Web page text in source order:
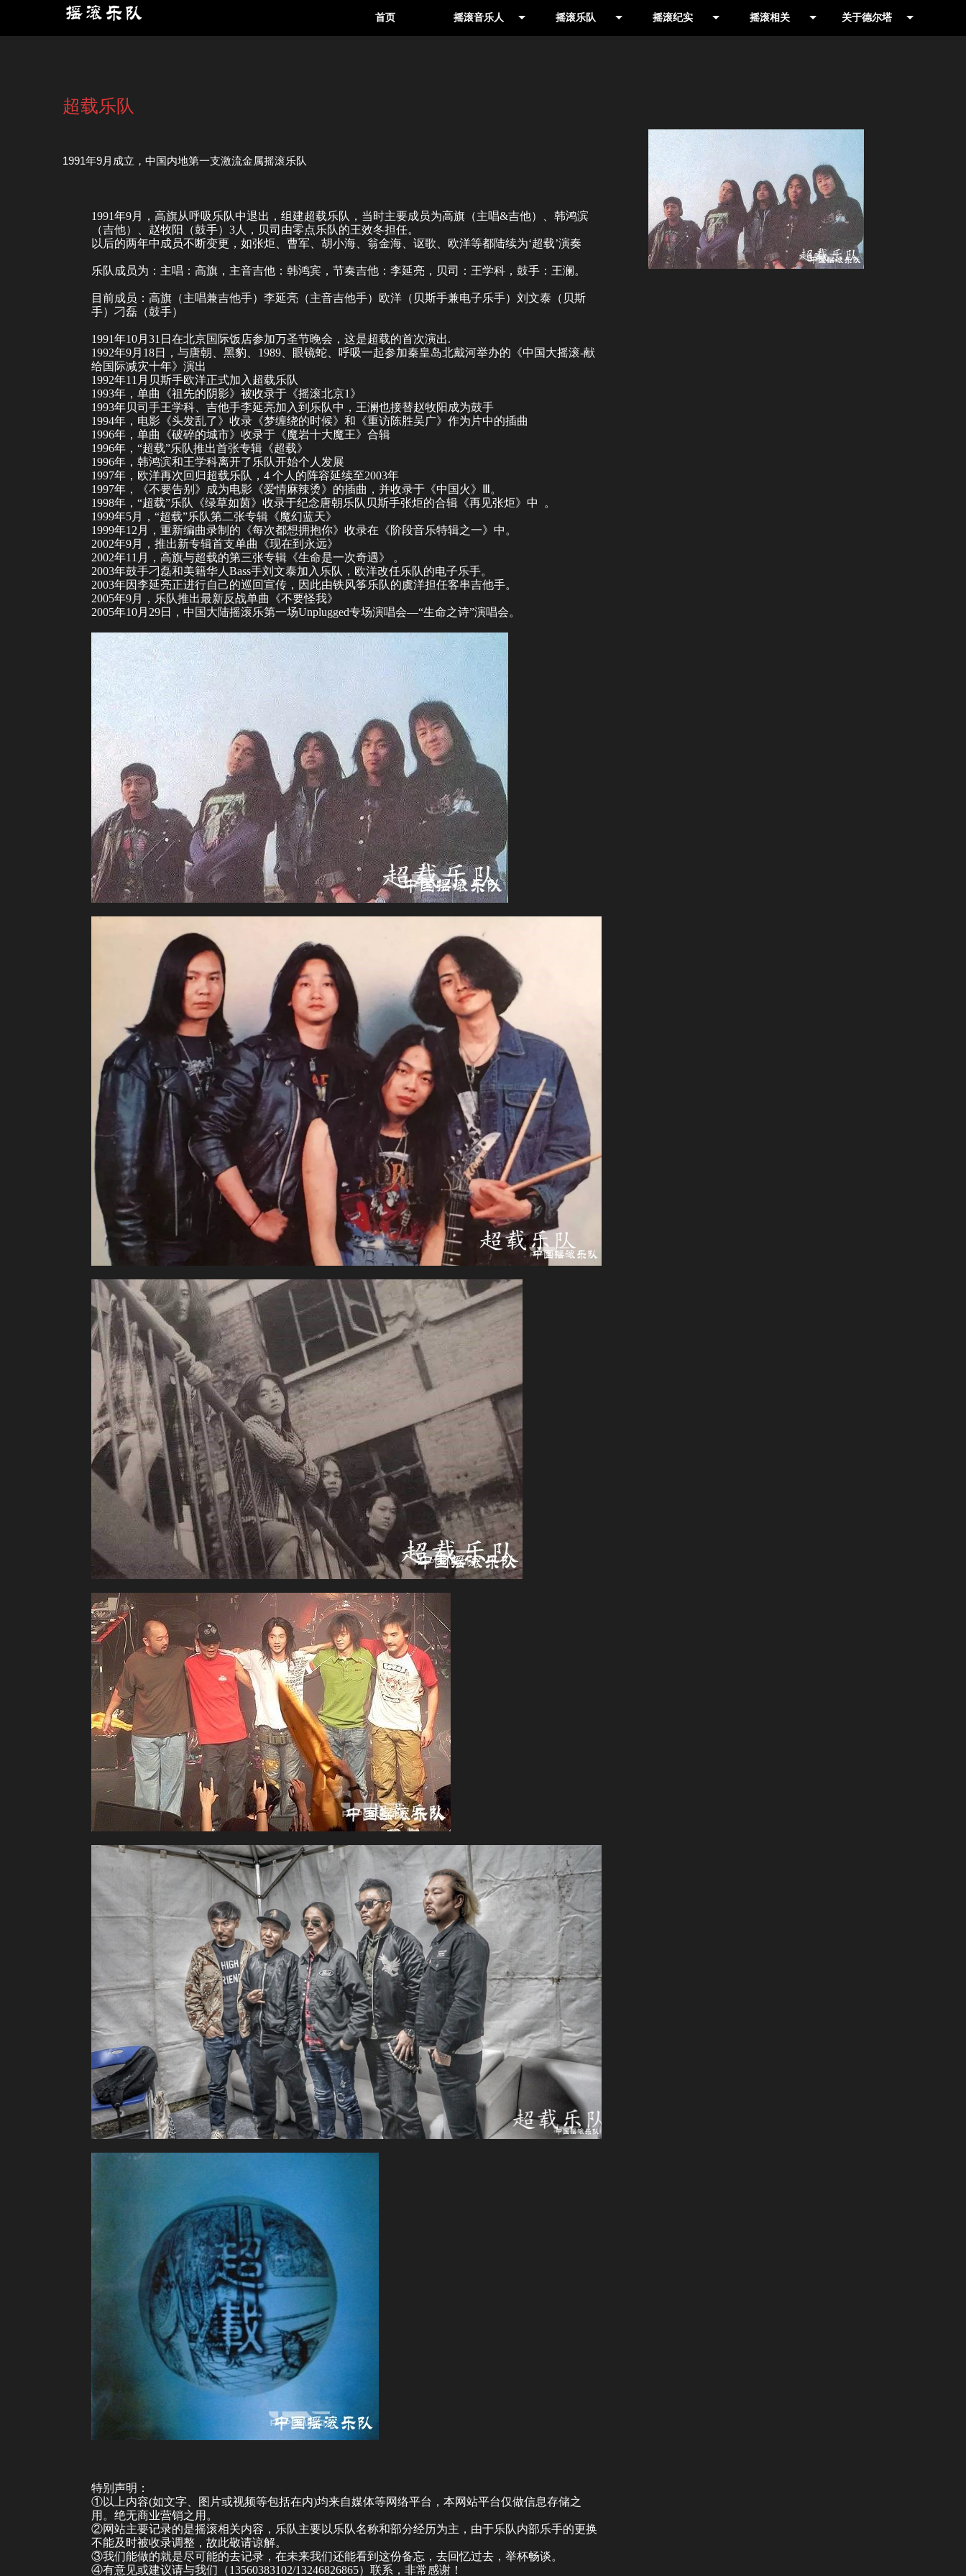
首页 摇滚音乐人 摇滚乐队 摇滚纪实
信息收集
就爱野音乐专栏
摇滚相关
合辑
LIVE HOUSE
历史记录
摇滚厂牌
关于德尔塔
超载乐队
1991年9月成立，中国内地第一支激流金属摇滚乐队
1991年9月，高旗从呼吸乐队中退出，组建超载乐队，当时主要成员为高旗（主唱&吉他）、韩鸿滨
（吉他）、赵牧阳（鼓手）3人，贝司由零点乐队的王效冬担任。
以后的两年中成员不断变更，如张炬、曹军、胡小海、翁金海、讴歌、欧洋等都陆续为‘超载’演奏
乐队成员为：主唱：高旗，主音吉他：韩鸿宾，节奏吉他：李延亮，贝司：王学科，鼓手：王澜。
目前成员：高旗（主唱兼吉他手）李延亮（主音吉他手）欧洋（贝斯手兼电子乐手）刘文泰（贝斯
手）刁磊（鼓手）
1991年10月31日在北京国际饭店参加万圣节晚会，这是超载的首次演出.
1992年9月18日，与唐朝 黑豹 、1989、眼镜蛇、呼吸一起参加秦皇岛北戴河举办的《中国大摇滚-献
给国际减灾十年》演出
1992年11月贝斯手欧洋正式加入超载乐队
1993年，单曲《祖先的阴影》被收录于《摇滚北京1》
1993年贝司手王学科、吉他手李延亮加入到乐队中，王澜也接替赵牧阳成为鼓手
1994年，电影《头发乱了》收录《梦缠绕的时候》和《重访陈胜吴广》作为片中的插曲
1996年，单曲《破碎的城市》收录于《魔岩十大魔王》合辑
1996年，“超载”乐队推出首张专辑《超载》
1996年，韩鸿滨和王学科离开了乐队开始个人发展
1997年，欧洋再次回归超载乐队，4 个人的阵容延续至2003年
1997年，《不要告别》成为电影《爱情麻辣烫》的插曲，并收录于《中国火》Ⅲ。
1998年，“超载”乐队《绿草如茵》收录于纪念唐朝乐队贝斯手张炬的合辑《再见张炬》中 。
1999年5月，“超载”乐队第二张专辑《魔幻蓝天》
1999年12月，重新编曲录制的《每次都想拥抱你》收录在《阶段音乐特辑之一》中。
2002年9月，推出新专辑首支单曲《现在到永远》
2002年11月，高旗与超载的第三张专辑《生命是一次奇遇》 。
2003年鼓手刁磊和美籍华人Bass手刘文泰加入乐队，欧洋改任乐队的电子乐手。
2003年因李延亮正进行自己的巡回宣传，因此由铁风筝乐队的虞洋担任客串吉他手。
2005年9月，乐队推出最新反战单曲《不要怪我》
2005年10月29日， 中国大陆摇滚乐第一场Unplugged专场演唱会—“生命之诗”演唱会。
特别声明：
①以上内容(如文字、图片或视频等包括在内)均来自媒体等网络平台，本网站平台仅做信息存储之
用。绝无商业营销之用。
②网站主要记录的是摇滚相关内容，乐队主要以乐队名称和部分经历为主，由于乐队内部乐手的更换
不能及时被收录调整，故此敬请谅解。
③我们能做的就是尽可能的去记录，在未来我们还能看到这份备忘，去回忆过去，举杯畅谈。
④有意见或建议请与我们（13560383102/13246826865）联系，非常感谢！